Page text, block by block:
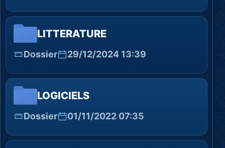
LITTERATURE
Dossier 29/12/2024 13:39
LOGICIELS
Dossier 01/11/2022 07:35